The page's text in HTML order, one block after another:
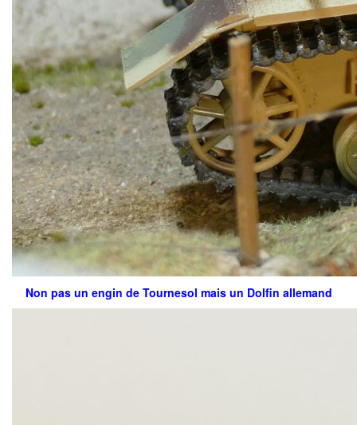
Non pas un engin de Tournesol mais un Dolfin allemand